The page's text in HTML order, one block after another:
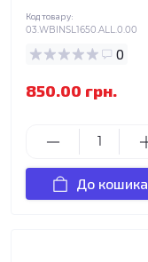
Код товару:
03.WBINSL1650.ALL.0.00
0
850.00 грн.
До кошика